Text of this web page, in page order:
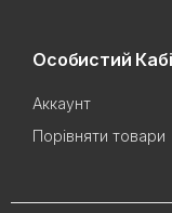
Особистий
Аккаунт
Порівняти товари